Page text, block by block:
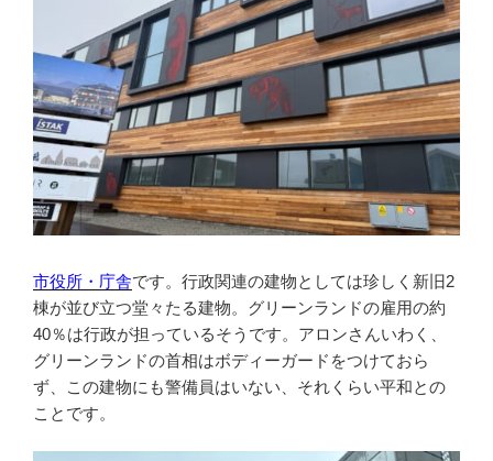
市役所・庁舎です。行政関連の建物としては珍しく新旧2
棟が並び立つ堂々たる建物。グリーンランドの雇用の約
40％は行政が担っているそうです。アロンさんいわく、
グリーンランドの首相はボディーガードをつけておら
ず、この建物にも警備員はいない、それくらい平和との
ことです。